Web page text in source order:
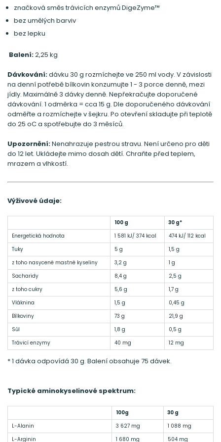
značková směs trávicích enzymů DigeZyme™
bez umělých barviv
bez lepku
Balení:2,25 kg
Dávkování:dávku 30 g rozmíchejte ve 250 ml vody. V závislosti
na denní potřebě bílkovin konzumujte 1 - 3 porce denně, mezi
jídly. Maximálně 3 dávky denně. Nepřekračujte doporučené
dávkování. 1 odměrka = cca 15 g. Dle doporučeného dávkování
odměřte a rozmíchejte v šejkru. Po otevření skladujte při teplotě
do 25 oC a spotřebujte do 3 měsíců.
Upozornění:Nenahrazuje pestrou stravu. Není určeno pro děti
do 12 let. Ukládejte mimo dosah dětí. Chraňte před teplem,
mrazem a vlhkostí.
Výživové údaje:
100 g
30 g*
Energetická hodnota
1 581 kJ/ 374 kcal
474 kJ/ 112 kcal
Tuky
5 g
1,5 g
z toho nasycené mastné kyseliny
3,2 g
1 g
Sacharidy
8,4 g
2,5 g
z toho cukry
5,6 g
1,7 g
Vláknina
1,5 g
0,45 g
Bílkoviny
73 g
21,9 g
Sůl
1,8 g
0,5 g
Trávicí enzymy
40 mg 12 mg
* 1 dávka odpovídá 30 g. Balení obsahuje 75 dávek.
Typické aminokyselinové spektrum:
100g
30 g
L-Alanin
3 627 mg
1 088 mg
L-Arginin
1 680 mg 504 mg